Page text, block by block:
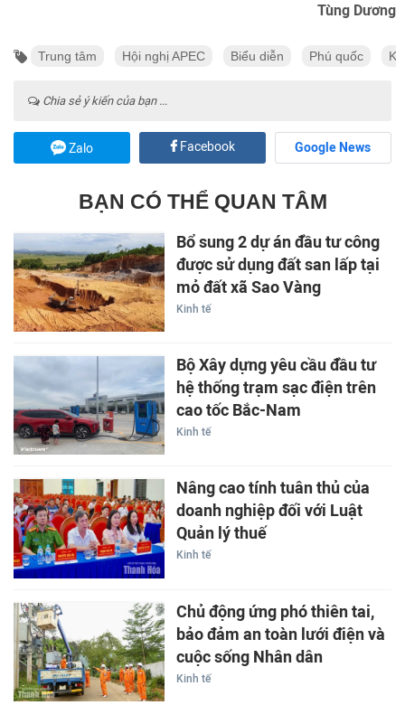
Tùng Dương
Trung tâm Hội nghị APEC Biểu diễn Phú quốc
Chia sẻ ý kiến của bạn ...
Zalo Facebook Google News
BẠN CÓ THỂ QUAN TÂM
Bổ sung 2 dự án đầu tư công
được sử dụng đất san lấp tại
mỏ đất xã Sao Vàng
Kinh tế
Bộ Xây dựng yêu cầu đầu tư
hệ thống trạm sạc điện trên
cao tốc Bắc-Nam
Kinh tế
Nâng cao tính tuân thủ của
doanh nghiệp đối với Luật
Quản lý thuế
Kinh tế
Chủ động ứng phó thiên tai,
bảo đảm an toàn lưới điện và
cuộc sống Nhân dân
Kinh tế